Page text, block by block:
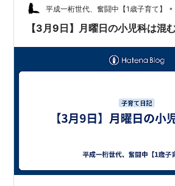
え時、先生に呼び止められ 👩‍🏫：夕方
した・・！熱が…
平成一桁世代、奮闘中【1歳子育て】 •
【3月9日】月曜日の小児科は混